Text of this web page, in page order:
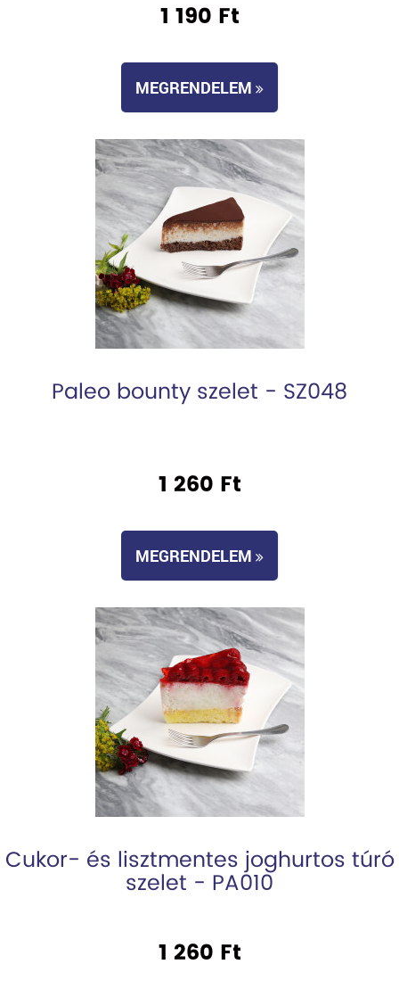
1 190 Ft
MEGRENDELEM
Paleo bounty szelet - SZ048
1 260 Ft
MEGRENDELEM
Cukor- és lisztmentes joghurtos túró
szelet - PA010
1 260 Ft